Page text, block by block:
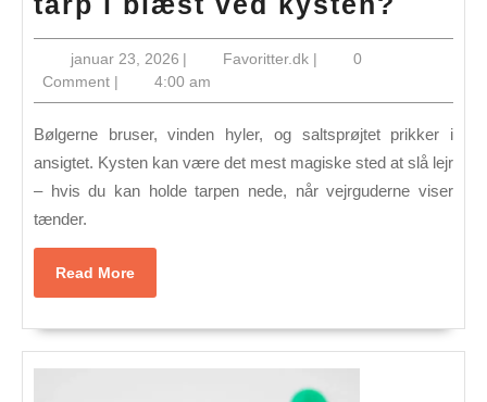
en
tarp
i
blæst
januar 23, 2026januar
23,
2026
| Favoritter.dkFavoritter.dk
|
0
Comment | 4:00 am
Bølgerne bruser, vinden hyler, og salt­sprøjtet prikker i
ansigtet. Kysten kan være det mest magiske sted at slå lejr
– hvis du kan holde tarpen nede, når vejrguderne viser
tænder.
Read MoreRead
More